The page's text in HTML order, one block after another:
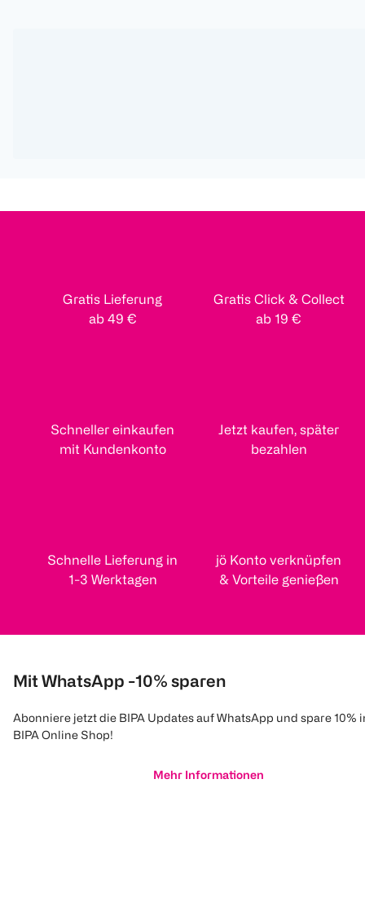
Gratis Lieferung
ab 49 €
Gratis Click & Collect
ab 19 €
Schneller einkaufen
mit Kundenkonto
Jetzt kaufen, später
bezahlen
Schnelle Lieferung in
1-3 Werktagen
jö Konto verknüpfen
& Vorteile genießen
Mit WhatsApp -10% sparen
Abonniere jetzt die BIPA Updates auf WhatsApp und spare 10%
BIPA Online Shop!
Mehr Informationen